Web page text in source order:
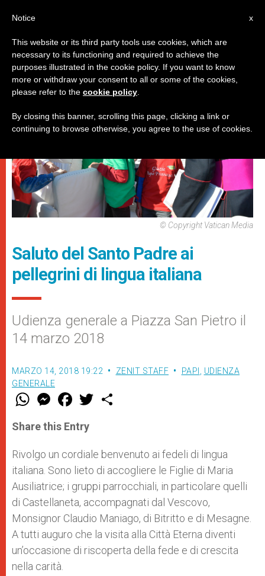
PAPI,UDIENZA GENERALE
© Copyright Vatican Media
Saluto del Santo Padre ai
pellegrini di lingua italiana
Udienza generale a Piazza San Pietro il
14 marzo 2018
MARZO 14, 2018 19:22 ZENIT STAFF PAPI
UDIENZA
GENERALE
W
t
s
p
p
M
e
s
e
g
e
r
F
a
e
b
o
k
w
r
Share this Entry
Rivolgo un cordiale benvenuto ai fedeli di lingua
italiana. Sono lieto di accogliere le Figlie di Maria
Ausiliatrice; i gruppi parrocchiali, in particolare quelli
di Castellaneta, accompagnati dal Vescovo,
Monsignor Claudio Maniago, di Bitritto e di Mesagne.
A tutti auguro che la visita alla Città Eterna diventi
un’occasione di riscoperta della fede e di crescita
nella carità.
x
Notice
This website or its third party tools use cookies, which are
necessary to its functioning and required to achieve the
purposes illustrated in the cookie policy. If you want to know
more or withdraw your consent to all or some of the cookies,
please refer to the cookie policy
By closing this banner, scrolling this page, clicking a link or
continuing to browse otherwise, you agree to the use of cookies.